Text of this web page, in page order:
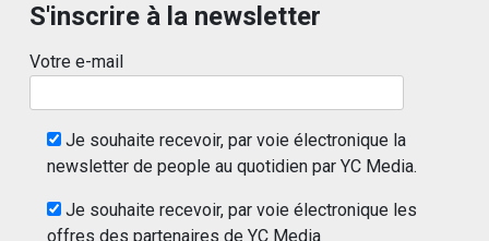
S'inscrire à la newsletter
Votre e-mail
Je souhaite recevoir, par voie électronique la
newsletter de people au quotidien par YC Media.
Je souhaite recevoir, par voie électronique les
offres des partenaires de YC Media